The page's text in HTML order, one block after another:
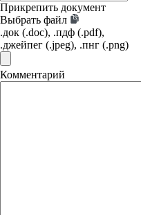
Прикрепить документ
Выбрать файл
.док (.doc), .пдф (.pdf),
.джейпег (.jpeg), .пнг (.png)
Комментарий